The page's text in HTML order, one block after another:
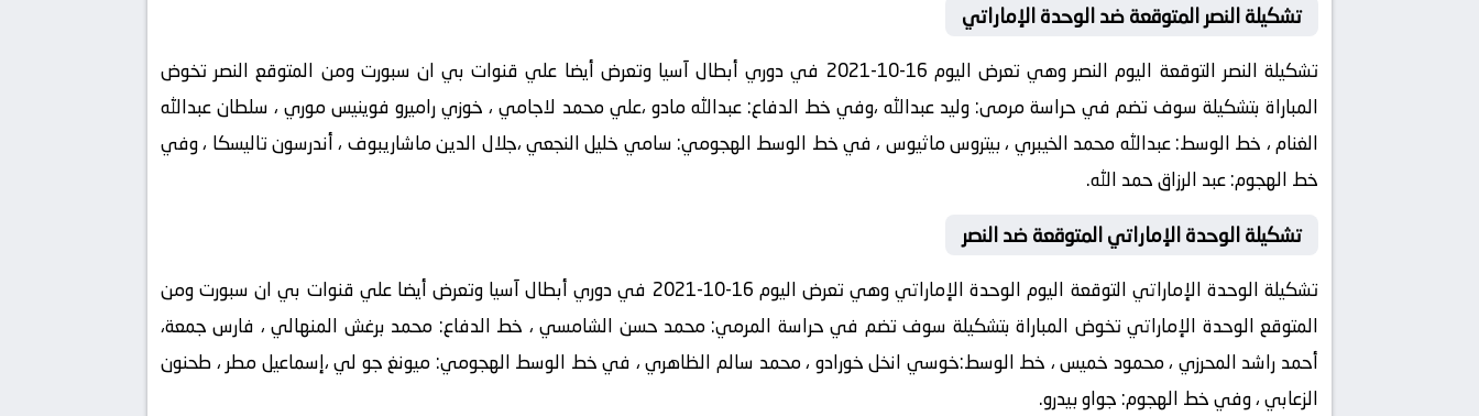
تشكيلة النصر المتوقعة ضد الوحدة الإماراتي
تشكيلة النصر التوقعة اليوم النصر وهي تعرض اليوم 16-10-2021 في دوري أبطال آسيا وتعرض أيضا علي قنوات بي ان سبورت ومن المتوقع النصر تخوض
المباراة بتشكيلة سوف تضم في حراسة مرمى: وليد عبدالله ،وفي خط الدفاع: عبدالله مادو ،علي محمد لاجامي ، خوزي راميرو فوينيس موري ، سلطان عبدالله
الغنام ، خط الوسط: عبدالله محمد الخيبري ، بيتروس ماثيوس ، في خط الوسط الهجومي: سامي خليل النجعي ،جلال الدين ماشاريبوف ، أندرسون تاليسكا ، وفي
خط الهجوم: عبد الرزاق حمد الله.
تشكيلة الوحدة الإماراتي المتوقعة ضد النصر
تشكيلة الوحدة الإماراتي التوقعة اليوم الوحدة الإماراتي وهي تعرض اليوم 16-10-2021 في دوري أبطال آسيا وتعرض أيضا علي قنوات بي ان سبورت ومن
المتوقع الوحدة الإماراتي تخوض المباراة بتشكيلة سوف تضم في حراسة المرمي: محمد حسن الشامسي ، خط الدفاع: محمد برغش المنهالي ، فارس جمعة،
أحمد راشد المحرزي ، محمود خميس ، خط الوسط:خوسي انخل خورادو ، محمد سالم الظاهري ، في خط الوسط الهجومي: ميونغ جو لي ،إسماعيل مطر ، طحنون
الزعابي ، وفي خط الهجوم: جواو بيدرو.